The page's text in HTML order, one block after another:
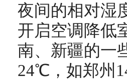
夜间的相对湿
开启空调降低
南、新疆的一
24℃，如郑州